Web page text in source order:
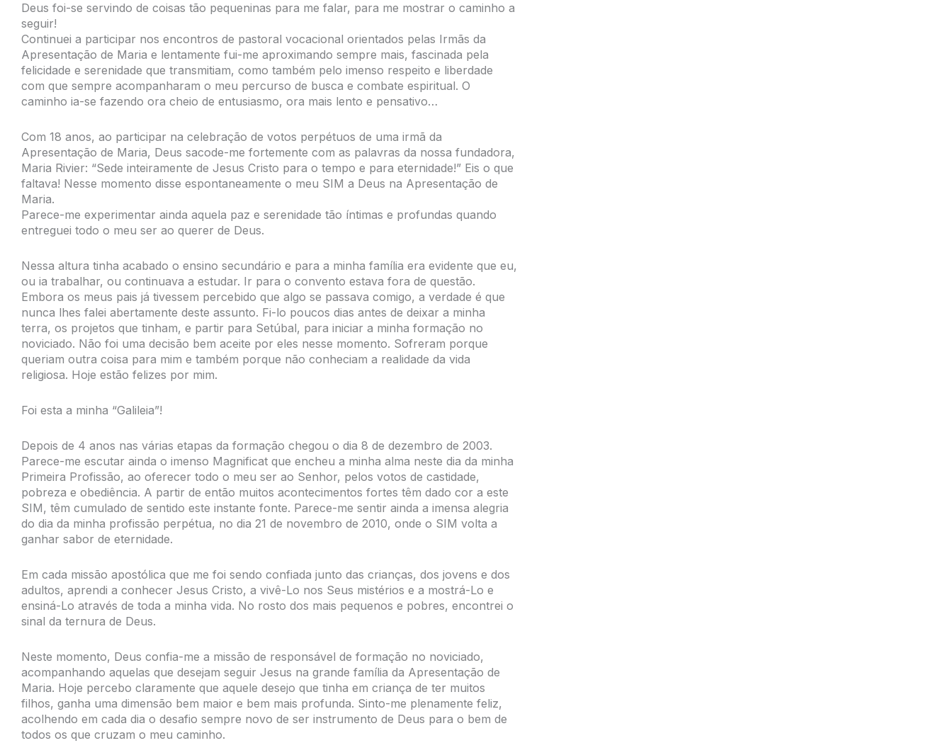
Deus foi-se servindo de coisas tão pequeninas para me falar, para me mostrar o caminho a
seguir!
Continuei a participar nos encontros de pastoral vocacional orientados pelas Irmãs da
Apresentação de Maria e lentamente fui-me aproximando sempre mais, fascinada pela
felicidade e serenidade que transmitiam, como também pelo imenso respeito e liberdade
com que sempre acompanharam o meu percurso de busca e combate espiritual. O
caminho ia-se fazendo ora cheio de entusiasmo, ora mais lento e pensativo…
Com 18 anos, ao participar na celebração de votos perpétuos de uma irmã da
Apresentação de Maria, Deus sacode-me fortemente com as palavras da nossa fundadora,
Maria Rivier: “Sede inteiramente de Jesus Cristo para o tempo e para eternidade!” Eis o que
faltava! Nesse momento disse espontaneamente o meu SIM a Deus na Apresentação de
Maria.
Parece-me experimentar ainda aquela paz e serenidade tão íntimas e profundas quando
entreguei todo o meu ser ao querer de Deus.
Nessa altura tinha acabado o ensino secundário e para a minha família era evidente que eu,
ou ia trabalhar, ou continuava a estudar. Ir para o convento estava fora de questão.
Embora os meus pais já tivessem percebido que algo se passava comigo, a verdade é que
nunca lhes falei abertamente deste assunto. Fi-lo poucos dias antes de deixar a minha
terra, os projetos que tinham, e partir para Setúbal, para iniciar a minha formação no
noviciado. Não foi uma decisão bem aceite por eles nesse momento. Sofreram porque
queriam outra coisa para mim e também porque não conheciam a realidade da vida
religiosa. Hoje estão felizes por mim.
Foi esta a minha “Galileia”!
Depois de 4 anos nas várias etapas da formação chegou o dia 8 de dezembro de 2003.
Parece-me escutar ainda o imenso Magnificat que encheu a minha alma neste dia da minha
Primeira Profissão, ao oferecer todo o meu ser ao Senhor, pelos votos de castidade,
pobreza e obediência. A partir de então muitos acontecimentos fortes têm dado cor a este
SIM, têm cumulado de sentido este instante fonte. Parece-me sentir ainda a imensa alegria
do dia da minha profissão perpétua, no dia 21 de novembro de 2010, onde o SIM volta a
ganhar sabor de eternidade.
Em cada missão apostólica que me foi sendo confiada junto das crianças, dos jovens e dos
adultos, aprendi a conhecer Jesus Cristo, a vivê-Lo nos Seus mistérios e a mostrá-Lo e
ensiná-Lo através de toda a minha vida. No rosto dos mais pequenos e pobres, encontrei o
sinal da ternura de Deus.
Neste momento, Deus confia-me a missão de responsável de formação no noviciado,
acompanhando aquelas que desejam seguir Jesus na grande família da Apresentação de
Maria. Hoje percebo claramente que aquele desejo que tinha em criança de ter muitos
filhos, ganha uma dimensão bem maior e bem mais profunda. Sinto-me plenamente feliz,
acolhendo em cada dia o desafio sempre novo de ser instrumento de Deus para o bem de
todos os que cruzam o meu caminho.